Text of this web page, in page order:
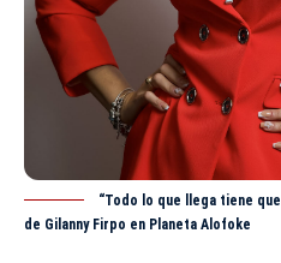
“Todo lo que llega tiene
de Gilanny Firpo en Planeta Alofoke